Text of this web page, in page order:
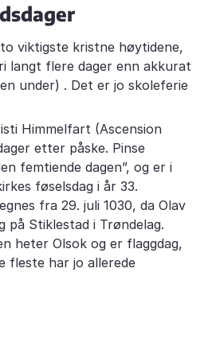
viktigste kristne høytidene,
langt flere dager enn akkurat
under) . Det er jo skoleferie
Himmelfart (Ascension
etter påske. Pinse
femtiende dagen”, og er i
føselsdag i år 33.
fra 29. juli 1030, da Olav
på Stiklestad i Trøndelag.
heter Olsok og er flaggdag,
fleste har jo allerede